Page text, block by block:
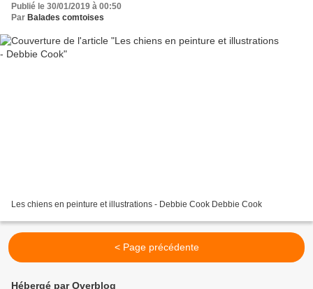
Publié le 30/01/2019 à 00:50
Par Balades comtoises
Les chiens en peinture et illustrations - Debbie Cook Debbie Cook
< Page précédente
Hébergé par Overblog